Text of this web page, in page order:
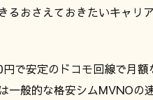
おさえておきたいキャリ
で安定のドコモ回線で月
般的な格安シムMVNOの速